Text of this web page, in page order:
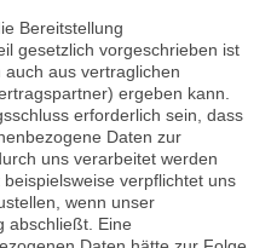
Bereitstellung
gesetzlich vorgeschrieben ist
aus vertraglichen
ergeben kann.
erforderlich sein, dass
Daten zur
uns verarbeitet werden
verpflichtet uns
wenn unser
abschließt. Eine